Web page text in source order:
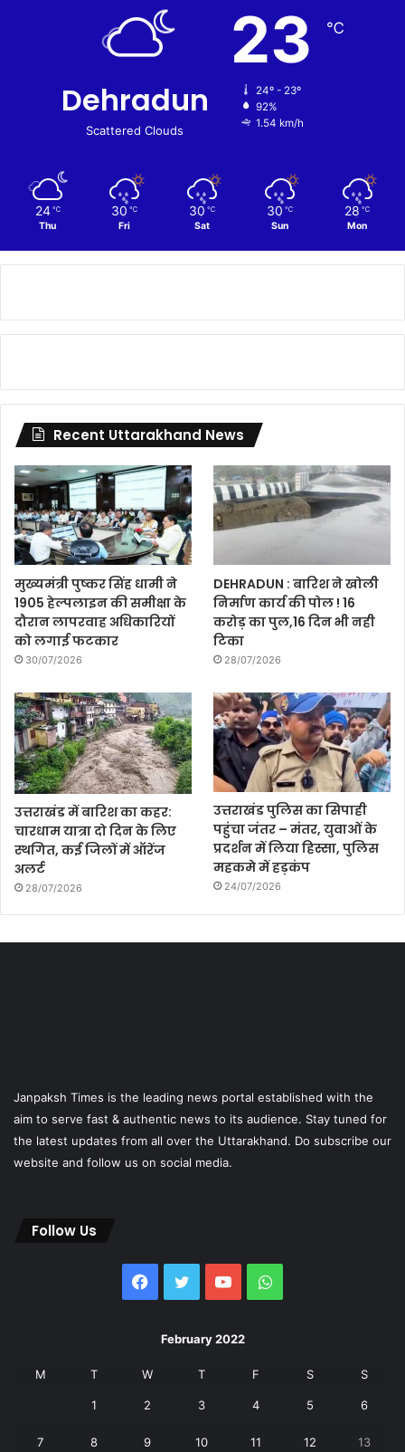
Dehradun
Scattered Clouds
23 ℃
24º - 23º
92%
1.54 km/h
24 ℃
Thu
30 ℃
Fri
30 ℃
Sat
30 ℃
Sun
28 ℃
Mon
Recent Uttarakhand News
मुख्यमंत्री पुष्कर सिंह धामी ने
1905 हेल्पलाइन की समीक्षा के
दौरान लापरवाह अधिकारियों
को लगाई फटकार
30/07/2026
DEHRADUN : बारिश ने खोली
निर्माण कार्य की पोल ! 16
करोड़ का पुल,16 दिन भी नही
टिका
28/07/2026
उत्तराखंड में बारिश का कहर:
चारधाम यात्रा दो दिन के लिए
स्थगित, कई जिलों में ऑरेंज
अलर्ट
28/07/2026
उत्तराखंड पुलिस का सिपाही
पहुंचा जंतर – मंतर, युवाओं के
प्रदर्शन में लिया हिस्सा, पुलिस
महकमे में हड़कंप
24/07/2026
Janpaksh Times is the leading news portal established with the
aim to serve fast & authentic news to its audience. Stay tuned for
the latest updates from all over the Uttarakhand. Do subscribe our
website and follow us on social media.
Follow Us
Facebook
Twitter YouTubeWhatsApp
February 2022
M T W T F S S
1 2 3 4 5 6
7 8 9 10 11 12 13